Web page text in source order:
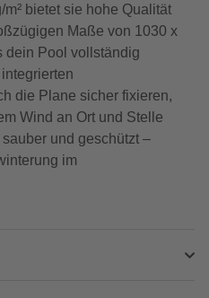
bietet sie hohe Qualität
Maße von 1030 x
dein Pool vollständig
die Plane sicher fixieren,
Wind an Ort und Stelle
und geschützt –
im